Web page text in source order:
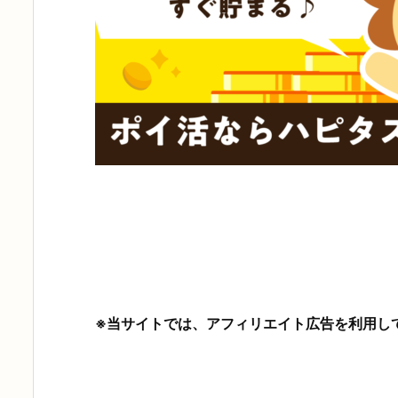
※当サイトでは、アフィリエイト広告を利用し